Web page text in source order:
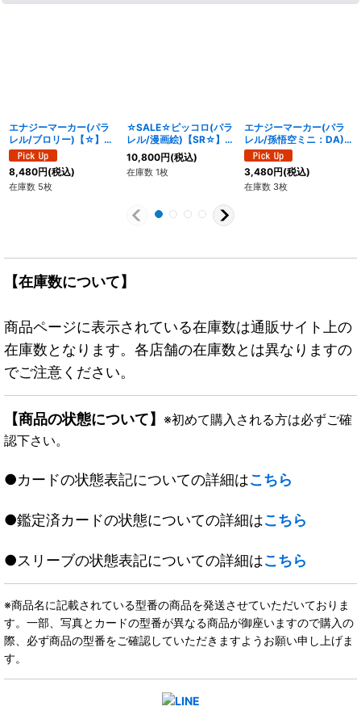
エナジーマーカー(パラ
レル/ブロリー)【☆】
{E01-03}
8,480円(税込)
在庫数 5枚
☆SALE☆ピッコロ(パラ
レル/漫画絵)【SR☆】
{SB02-043}
10,800円(税込)
在庫数 1枚
エナジーマーカー(パラ
レル/孫悟空ミニ：DA)
【☆】{E-17}
3,480円(税込)
在庫数 3枚
【在庫数について】
商品ページに表示されている在庫数は通販サイト上の
在庫数となります。各店舗の在庫数とは異なりますの
でご注意ください。
【商品の状態について】 ※初めて購入される方は必ずご確
認下さい。
●カードの状態表記についての詳細はこちら
●鑑定済カードの状態についての詳細はこちら
●スリーブの状態表記についての詳細はこちら
※商品名に記載されている型番の商品を発送させていただいておりま
す。一部、写真とカードの型番が異なる商品が御座いますので購入の
際、必ず商品の型番をご確認していただきますようお願い申し上げま
す。